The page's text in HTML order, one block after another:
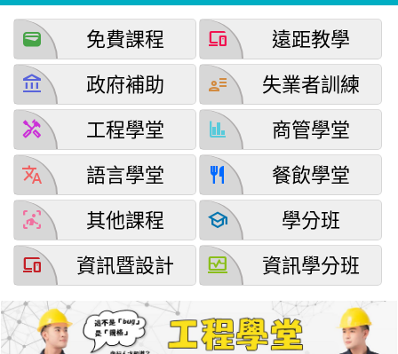
wallet 免費課程 devices 遠距教學
account_balance 政府補助 user_attributes 失業者訓練
handyman 工程學堂 finance 商管學堂
translate 語言學堂 restaurant 餐飲學堂
detection_and_zone 其他課程 school 學分班
devices 資訊暨設計 browse_activity 資訊學分班